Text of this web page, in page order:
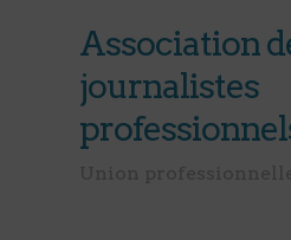
Association
journalistes